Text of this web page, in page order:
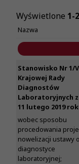
Wyświetlone 1-
Nazwa
Stanowisko Nr 1/
Krajowej Rady
Diagnostów
Laboratoryjnych
11 lutego 2019
wobec sposobu
procedowania
nowelizacji ustawy o
diagnostyce
laboratoryjnej;